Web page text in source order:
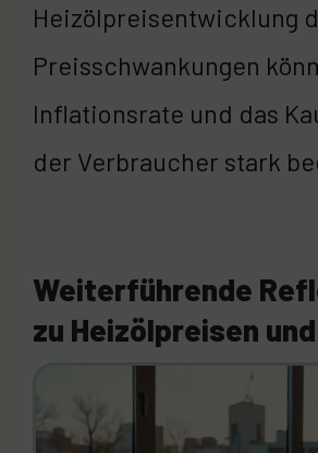
Heizölpreisentwicklung
Preisschwankungen
Inflationsrate und das
der Verbraucher stark
Weiterführende
zu Heizölpreisen